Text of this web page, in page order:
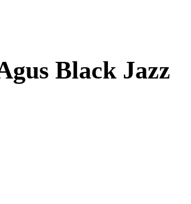
Black Jazz